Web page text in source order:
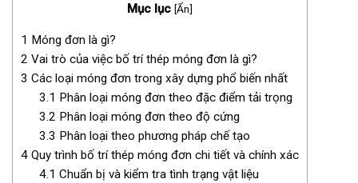
Mục lục [Ẩn]
1 Móng đơn là gì?
2 Vai trò của việc bố trí thép móng đơn là gì?
3 Các loại móng đơn trong xây dựng phổ biến nhất
3.1 Phân loại móng đơn theo đặc điểm tải trọng
3.2 Phân loại móng đơn theo độ cứng
3.3 Phân loại theo phương pháp chế tạo
4 Quy trình bố trí thép móng đơn chi tiết và chính xác
4.1 Chuẩn bị và kiểm tra tình trạng vật liệu